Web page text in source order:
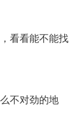
看看能不能找
不对劲的地